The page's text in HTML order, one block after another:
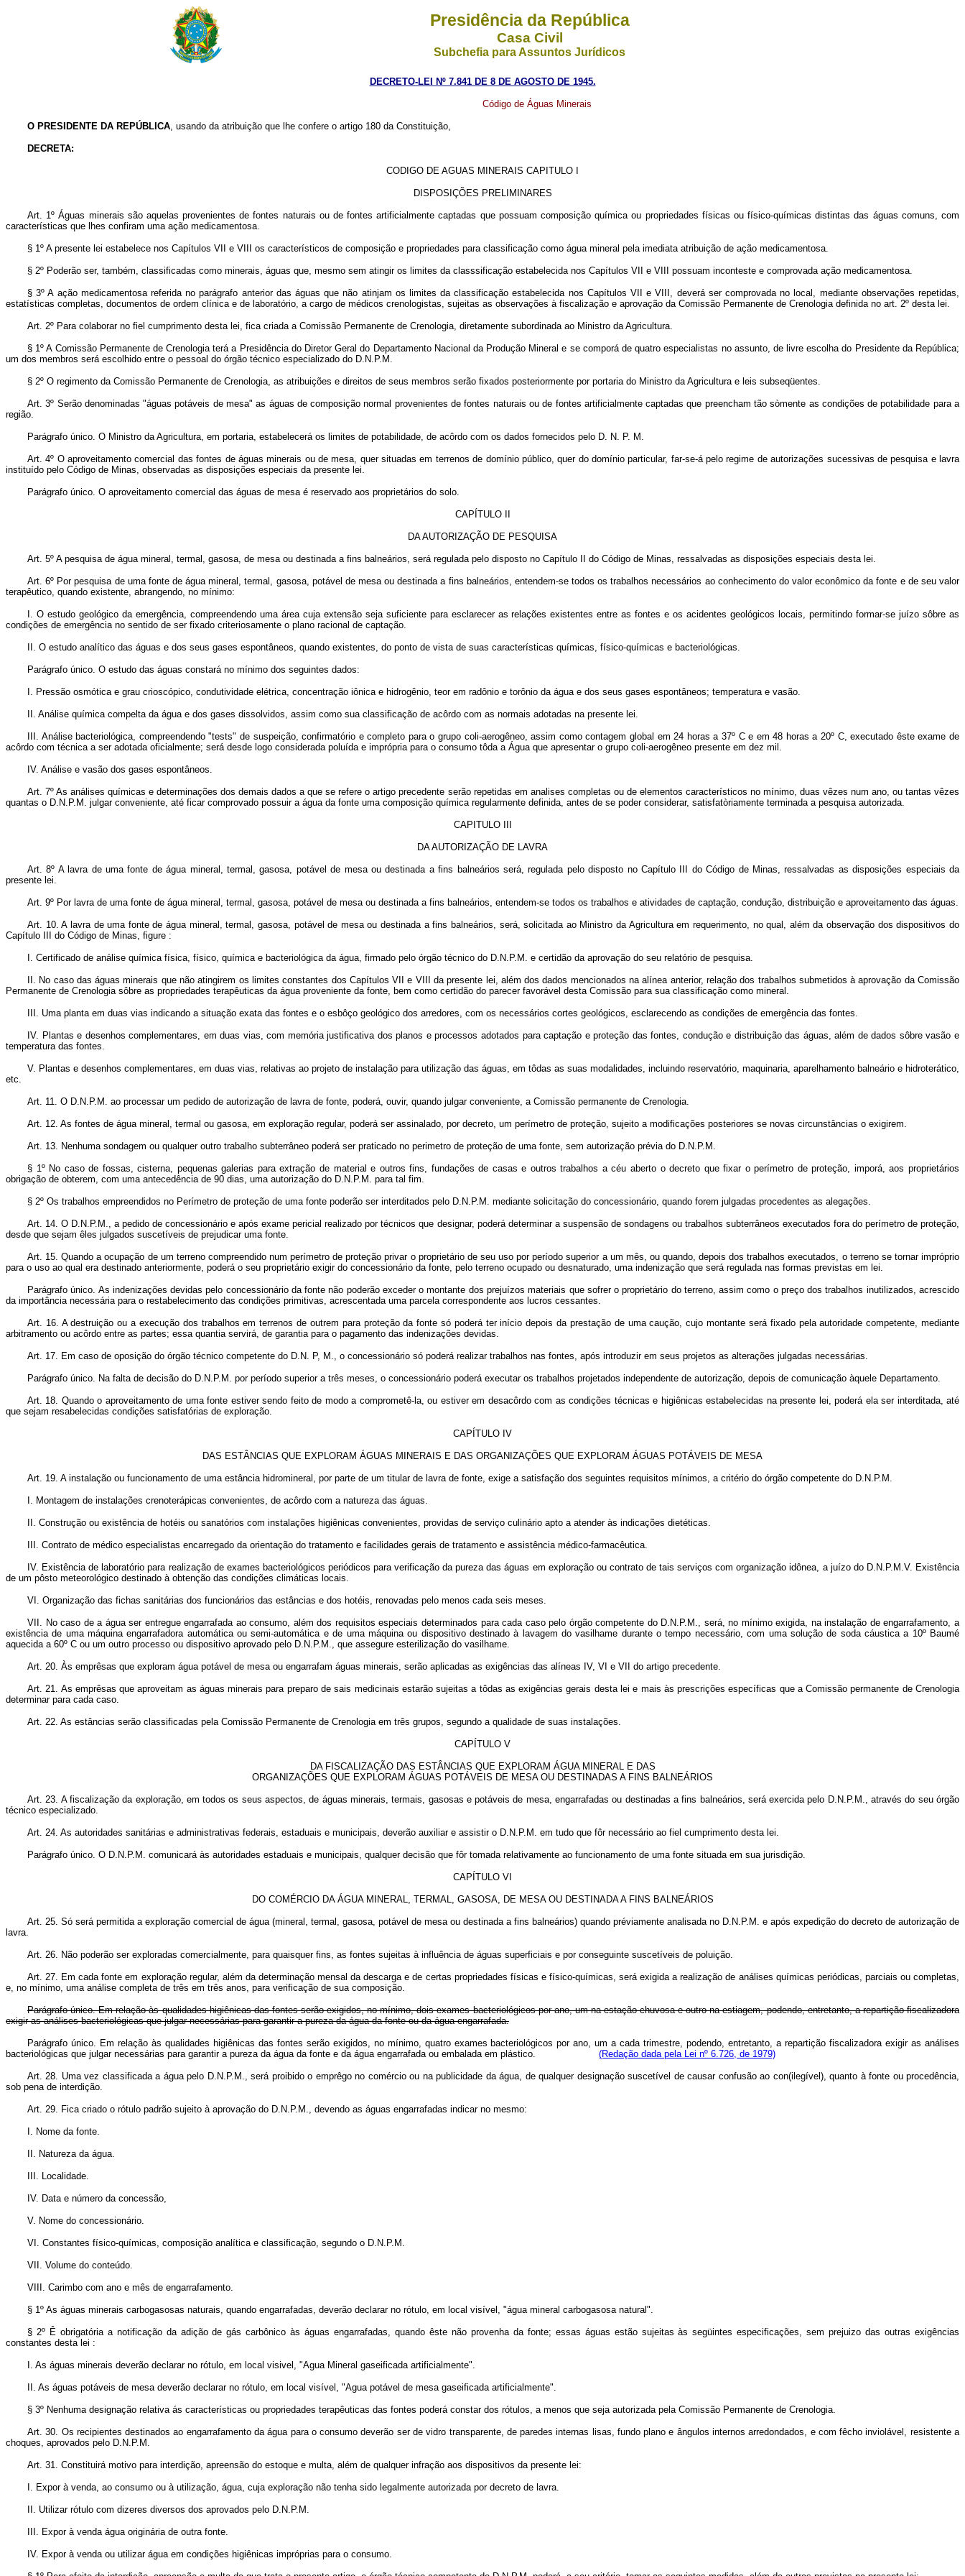
Presidência da República
Casa Civil
Subchefia para Assuntos Jurídicos
DECRETO-LEI Nº 7.841 DE 8 DE AGOSTO DE 1945.
Código de Águas Minerais
O PRESIDENTE DA REPÚBLICA, usando da atribuição que lhe confere o artigo 180 da Constituição,
DECRETA:
CODIGO DE AGUAS MINERAIS CAPITULO I
DISPOSIÇÕES PRELIMINARES
Art. 1º Águas minerais são aquelas provenientes de fontes naturais ou de fontes artificialmente captadas que possuam composição química ou propriedades físicas ou físico-químicas distintas das águas comuns, com
características que lhes confiram uma ação medicamentosa.
§ 1º A presente lei estabelece nos Capítulos VII e VIII os característicos de composição e propriedades para classificação como água mineral pela imediata atribuição de ação medicamentosa.
§ 2º Poderão ser, também, classificadas como minerais, águas que, mesmo sem atingir os limites da classsificação estabelecida nos Capítulos VII e VIII possuam inconteste e comprovada ação medicamentosa.
§ 3º A ação medicamentosa referida no parágrafo anterior das águas que não atinjam os limites da classificação estabelecida nos Capítulos VII e VIII, deverá ser comprovada no local, mediante observações repetidas,
estatísticas completas, documentos de ordem clínica e de laboratório, a cargo de médicos crenologistas, sujeitas as observações à fiscalização e aprovação da Comissão Permanente de Crenologia definida no art. 2º desta lei.
Art. 2º Para colaborar no fiel cumprimento desta lei, fica criada a Comissão Permanente de Crenologia, diretamente subordinada ao Ministro da Agricultura.
§ 1º A Comissão Permanente de Crenologia terá a Presidência do Diretor Geral do Departamento Nacional da Produção Mineral e se comporá de quatro especialistas no assunto, de livre escolha do Presidente da República;
um dos membros será escolhido entre o pessoal do órgão técnico especializado do D.N.P.M.
§ 2º O regimento da Comissão Permanente de Crenologia, as atribuições e direitos de seus membros serão fixados posteriormente por portaria do Ministro da Agricultura e leis subseqüentes.
Art. 3º Serão denominadas "águas potáveis de mesa" as águas de composição normal provenientes de fontes naturais ou de fontes artificialmente captadas que preencham tão sòmente as condições de potabilidade para a
região.
Parágrafo único. O Ministro da Agricultura, em portaria, estabelecerá os limites de potabilidade, de acôrdo com os dados fornecidos pelo D. N. P. M.
Art. 4º O aproveitamento comercial das fontes de águas minerais ou de mesa, quer situadas em terrenos de domínio público, quer do domínio particular, far-se-á pelo regime de autorizações sucessivas de pesquisa e lavra
instituído pelo Código de Minas, observadas as disposições especiais da presente lei.
Parágrafo único. O aproveitamento comercial das águas de mesa é reservado aos proprietários do solo.
CAPÍTULO II
DA AUTORIZAÇÃO DE PESQUISA
Art. 5º A pesquisa de água mineral, termal, gasosa, de mesa ou destinada a fins balneários, será regulada pelo disposto no Capítulo II do Código de Minas, ressalvadas as disposições especiais desta lei.
Art. 6º Por pesquisa de uma fonte de água mineral, termal, gasosa, potável de mesa ou destinada a fins balneários, entendem-se todos os trabalhos necessários ao conhecimento do valor econômico da fonte e de seu valor
terapêutico, quando existente, abrangendo, no mínimo:
I. O estudo geológico da emergência, compreendendo uma área cuja extensão seja suficiente para esclarecer as relações existentes entre as fontes e os acidentes geológicos locais, permitindo formar-se juízo sôbre as
condições de emergência no sentido de ser fixado criteriosamente o plano racional de captação.
II. O estudo analítico das águas e dos seus gases espontâneos, quando existentes, do ponto de vista de suas características químicas, físico-químicas e bacteriológicas.
Parágrafo único. O estudo das águas constará no mínimo dos seguintes dados:
I. Pressão osmótica e grau crioscópico, condutividade elétrica, concentração iônica e hidrogênio, teor em radônio e torônio da água e dos seus gases espontâneos; temperatura e vasão.
II. Análise química compelta da água e dos gases dissolvidos, assim como sua classificação de acôrdo com as normais adotadas na presente lei.
III. Análise bacteriológica, compreendendo "tests" de suspeição, confirmatório e completo para o grupo coli-aerogêneo, assim como contagem global em 24 horas a 37º C e em 48 horas a 20º C, executado êste exame de
acôrdo com técnica a ser adotada oficialmente; será desde logo considerada poluída e imprópria para o consumo tôda a Água que apresentar o grupo coli-aerogêneo presente em dez mil.
IV. Análise e vasão dos gases espontâneos.
Art. 7º As análises químicas e determinações dos demais dados a que se refere o artigo precedente serão repetidas em analises completas ou de elementos característicos no mínimo, duas vêzes num ano, ou tantas vêzes
quantas o D.N.P.M. julgar conveniente, até ficar comprovado possuir a água da fonte uma composição química regularmente definida, antes de se poder considerar, satisfatòriamente terminada a pesquisa autorizada.
CAPITULO III
DA AUTORIZAÇÃO DE LAVRA
Art. 8º A lavra de uma fonte de água mineral, termal, gasosa, potável de mesa ou destinada a fins balneários será, regulada pelo disposto no Capítulo III do Código de Minas, ressalvadas as disposições especiais da
presente lei.
Art. 9º Por lavra de uma fonte de água mineral, termal, gasosa, potável de mesa ou destinada a fins balneários, entendem-se todos os trabalhos e atividades de captação, condução, distribuição e aproveitamento das águas.
Art. 10. A lavra de uma fonte de água mineral, termal, gasosa, potável de mesa ou destinada a fins balneários, será, solicitada ao Ministro da Agricultura em requerimento, no qual, além da observação dos dispositivos do
Capítulo III do Código de Minas, figure :
I. Certificado de análise química física, físico, química e bacteriológica da água, firmado pelo órgão técnico do D.N.P.M. e certidão da aprovação do seu relatório de pesquisa.
II. No caso das águas minerais que não atingirem os limites constantes dos Capítulos VII e VIII da presente lei, além dos dados mencionados na alínea anterior, relação dos trabalhos submetidos à aprovação da Comissão
Permanente de Crenologia sôbre as propriedades terapêuticas da água proveniente da fonte, bem como certidão do parecer favorável desta Comissão para sua classificação como mineral.
III. Uma planta em duas vias indicando a situação exata das fontes e o esbôço geológico dos arredores, com os necessários cortes geológicos, esclarecendo as condições de emergência das fontes.
IV. Plantas e desenhos complementares, em duas vias, com memória justificativa dos planos e processos adotados para captação e proteção das fontes, condução e distribuição das águas, além de dados sôbre vasão e
temperatura das fontes.
V. Plantas e desenhos complementares, em duas vias, relativas ao projeto de instalação para utilização das águas, em tôdas as suas modalidades, incluindo reservatório, maquinaria, aparelhamento balneário e hidroterático,
etc.
Art. 11. O D.N.P.M. ao processar um pedido de autorização de lavra de fonte, poderá, ouvir, quando julgar conveniente, a Comissão permanente de Crenologia.
Art. 12. As fontes de água mineral, termal ou gasosa, em exploração regular, poderá ser assinalado, por decreto, um perímetro de proteção, sujeito a modificações posteriores se novas circunstâncias o exigirem.
Art. 13. Nenhuma sondagem ou qualquer outro trabalho subterrâneo poderá ser praticado no perimetro de proteção de uma fonte, sem autorização prévia do D.N.P.M.
§ 1º No caso de fossas, cisterna, pequenas galerias para extração de material e outros fins, fundações de casas e outros trabalhos a céu aberto o decreto que fixar o perímetro de proteção, imporá, aos proprietários
obrigação de obterem, com uma antecedência de 90 dias, uma autorização do D.N.P.M. para tal fim.
§ 2º Os trabalhos empreendidos no Perímetro de proteção de uma fonte poderão ser interditados pelo D.N.P.M. mediante solicitação do concessionário, quando forem julgadas procedentes as alegações.
Art. 14. O D.N.P.M., a pedido de concessionário e após exame pericial realizado por técnicos que designar, poderá determinar a suspensão de sondagens ou trabalhos subterrâneos executados fora do perímetro de proteção,
desde que sejam êles julgados suscetíveis de prejudicar uma fonte.
Art. 15. Quando a ocupação de um terreno compreendido num perímetro de proteção privar o proprietário de seu uso por período superior a um mês, ou quando, depois dos trabalhos executados, o terreno se tornar impróprio
para o uso ao qual era destinado anteriormente, poderá o seu proprietário exigir do concessionário da fonte, pelo terreno ocupado ou desnaturado, uma indenização que será regulada nas formas previstas em lei.
Parágrafo único. As indenizações devidas pelo concessionário da fonte não poderão exceder o montante dos prejuízos materiais que sofrer o proprietário do terreno, assim como o preço dos trabalhos inutilizados, acrescido
da importância necessária para o restabelecimento das condições primitivas, acrescentada uma parcela correspondente aos lucros cessantes.
Art. 16. A destruição ou a execução dos trabalhos em terrenos de outrem para proteção da fonte só poderá ter início depois da prestação de uma caução, cujo montante será fixado pela autoridade competente, mediante
arbitramento ou acôrdo entre as partes; essa quantia servirá, de garantia para o pagamento das indenizações devidas.
Art. 17. Em caso de oposição do órgão técnico competente do D.N. P, M., o concessionário só poderá realizar trabalhos nas fontes, após introduzir em seus projetos as alterações julgadas necessárias.
Parágrafo único. Na falta de decisão do D.N.P.M. por período superior a três meses, o concessionário poderá executar os trabalhos projetados independente de autorização, depois de comunicação àquele Departamento.
Art. 18. Quando o aproveitamento de uma fonte estiver sendo feito de modo a comprometê-la, ou estiver em desacôrdo com as condições técnicas e higiênicas estabelecidas na presente lei, poderá ela ser interditada, até
que sejam resabelecidas condições satisfatórias de exploração.
CAPÍTULO IV
DAS ESTÂNCIAS QUE EXPLORAM ÁGUAS MINERAIS E DAS ORGANIZAÇÕES QUE EXPLORAM ÁGUAS POTÁVEIS DE MESA
Art. 19. A instalação ou funcionamento de uma estância hidromineral, por parte de um titular de lavra de fonte, exige a satisfação dos seguintes requisitos mínimos, a critério do órgão competente do D.N.P.M.
I. Montagem de instalações crenoterápicas convenientes, de acôrdo com a natureza das águas.
II. Construção ou existência de hotéis ou sanatórios com instalações higiênicas convenientes, providas de serviço culinário apto a atender às indicações dietéticas.
III. Contrato de médico especialistas encarregado da orientação do tratamento e facilidades gerais de tratamento e assistência médico-farmacêutica.
IV. Existência de laboratório para realização de exames bacteriológicos periódicos para verificação da pureza das águas em exploração ou contrato de tais serviços com organização idônea, a juízo do D.N.P.M.V. Existência
de um pôsto meteorológico destinado à obtenção das condições climáticas locais.
VI. Organização das fichas sanitárias dos funcionários das estâncias e dos hotéis, renovadas pelo menos cada seis meses.
VII. No caso de a água ser entregue engarrafada ao consumo, além dos requisitos especiais determinados para cada caso pelo órgão competente do D.N.P.M., será, no mínimo exigida, na instalação de engarrafamento, a
existência de uma máquina engarrafadora automática ou semi-automática e de uma máquina ou dispositivo destinado à lavagem do vasilhame durante o tempo necessário, com uma solução de soda cáustica a 10º Baumé
aquecida a 60º C ou um outro processo ou dispositivo aprovado pelo D.N.P.M., que assegure esterilização do vasilhame.
Art. 20. Às emprêsas que exploram água potável de mesa ou engarrafam águas minerais, serão aplicadas as exigências das alíneas IV, VI e VII do artigo precedente.
Art. 21. As emprêsas que aproveitam as águas minerais para preparo de sais medicinais estarão sujeitas a tôdas as exigências gerais desta lei e mais às prescrições específicas que a Comissão permanente de Crenologia
determinar para cada caso.
Art. 22. As estâncias serão classificadas pela Comissão Permanente de Crenologia em três grupos, segundo a qualidade de suas instalações.
CAPÍTULO V
DA FISCALIZAÇÃO DAS ESTÂNCIAS QUE EXPLORAM ÁGUA MINERAL E DAS
ORGANIZAÇÕES QUE EXPLORAM ÁGUAS POTÁVEIS DE MESA OU DESTINADAS A FINS BALNEÁRIOS
Art. 23. A fiscalização da exploração, em todos os seus aspectos, de águas minerais, termais, gasosas e potáveis de mesa, engarrafadas ou destinadas a fins balneários, será exercida pelo D.N.P.M., através do seu órgão
técnico especializado.
Art. 24. As autoridades sanitárias e administrativas federais, estaduais e municipais, deverão auxiliar e assistir o D.N.P.M. em tudo que fôr necessário ao fiel cumprimento desta lei.
Parágrafo único. O D.N.P.M. comunicará às autoridades estaduais e municipais, qualquer decisão que fôr tomada relativamente ao funcionamento de uma fonte situada em sua jurisdição.
CAPÍTULO VI
DO COMÉRCIO DA ÁGUA MINERAL, TERMAL, GASOSA, DE MESA OU DESTINADA A FINS BALNEÁRIOS
Art. 25. Só será permitida a exploração comercial de água (mineral, termal, gasosa, potável de mesa ou destinada a fins balneários) quando préviamente analisada no D.N.P.M. e após expedição do decreto de autorização de
lavra.
Art. 26. Não poderão ser exploradas comercialmente, para quaisquer fins, as fontes sujeitas à influência de águas superficiais e por conseguinte suscetíveis de poluição.
Art. 27. Em cada fonte em exploração regular, além da determinação mensal da descarga e de certas propriedades físicas e físico-químicas, será exigida a realização de análises químicas periódicas, parciais ou completas,
e, no mínimo, uma análise completa de três em três anos, para verificação de sua composição.
Parágrafo único. Em relação às qualidades higiênicas das fontes serão exigidos, no mínimo, dois exames bacteriológicos por ano, um na estação chuvosa e outro na estiagem, podendo, entretanto, a repartição fiscalizadora
exigir as análises bacteriológicas que julgar necessárias para garantir a pureza da água da fonte ou da água engarrafada.
Parágrafo único. Em relação às qualidades higiênicas das fontes serão exigidos, no mínimo, quatro exames bacteriológicos por ano, um a cada trimestre, podendo, entretanto, a repartição fiscalizadora exigir as análises
bacteriológicas que julgar necessárias para garantir a pureza da água da fonte e da água engarrafada ou embalada em plástico. (Redação dada pela Lei nº 6.726, de 1979)
Art. 28. Uma vez classificada a água pelo D.N.P.M., será proibido o emprêgo no comércio ou na publicidade da água, de qualquer designação suscetível de causar confusão ao con(ilegível), quanto à fonte ou procedência,
sob pena de interdição.
Art. 29. Fica criado o rótulo padrão sujeito à aprovação do D.N.P.M., devendo as águas engarrafadas indicar no mesmo:
I. Nome da fonte.
II. Natureza da água.
III. Localidade.
IV. Data e número da concessão,
V. Nome do concessionário.
VI. Constantes físico-químicas, composição analítica e classificação, segundo o D.N.P.M.
VII. Volume do conteúdo.
VIII. Carimbo com ano e mês de engarrafamento.
§ 1º As águas minerais carbogasosas naturais, quando engarrafadas, deverão declarar no rótulo, em local visível, "água mineral carbogasosa natural".
§ 2º Ê obrigatória a notificação da adição de gás carbônico às águas engarrafadas, quando êste não provenha da fonte; essas águas estão sujeitas às següintes especificações, sem prejuizo das outras exigências
constantes desta lei :
I. As águas minerais deverão declarar no rótulo, em local visivel, "Agua Mineral gaseificada artificialmente".
II. As águas potáveis de mesa deverão declarar no rótulo, em local visível, "Agua potável de mesa gaseificada artificialmente".
§ 3º Nenhuma designação relativa ás características ou propriedades terapêuticas das fontes poderá constar dos rótulos, a menos que seja autorizada pela Comissão Permanente de Crenologia.
Art. 30. Os recipientes destinados ao engarrafamento da água para o consumo deverão ser de vidro transparente, de paredes internas lisas, fundo plano e ângulos internos arredondados, e com fêcho inviolável, resistente a
choques, aprovados pelo D.N.P.M.
Art. 31. Constituirá motivo para interdição, apreensão do estoque e multa, além de qualquer infração aos dispositivos da presente lei:
I. Expor à venda, ao consumo ou à utilização, água, cuja exploração não tenha sido legalmente autorizada por decreto de lavra.
II. Utilizar rótulo com dizeres diversos dos aprovados pelo D.N.P.M.
III. Expor à venda água originária de outra fonte.
IV. Expor à venda ou utilizar água em condições higiênicas impróprias para o consumo.